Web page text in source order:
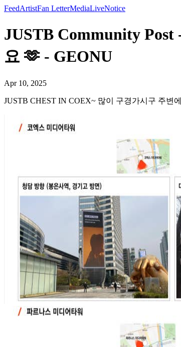
FeedArtistFan LetterMediaLiveNotice
JUSTB Community
요 🫶 - GEONU
Apr 10, 2025
JUSTB CHEST IN COEX~ 많이 구경가시구 주변